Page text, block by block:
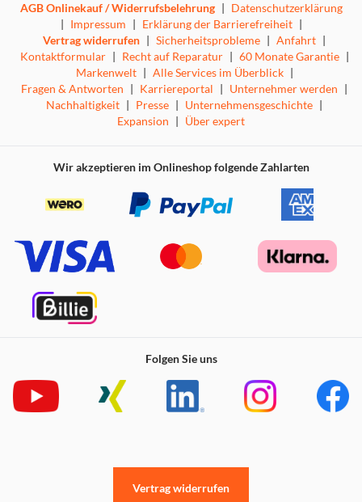
AGB Onlinekauf / Widerrufsbelehrung | Datenschutzerklärung
| Impressum | Erklärung der Barrierefreiheit |
Vertrag widerrufen | Sicherheitsprobleme | Anfahrt |
Kontaktformular | Recht auf Reparatur | 60 Monate Garantie |
Markenwelt | Alle Services im Überblick |
Fragen & Antworten | Karriereportal | Unternehmer werden |
Nachhaltigkeit | Presse | Unternehmensgeschichte |
Expansion | Über expert
Wir akzeptieren im Onlineshop folgende Zahlarten
Folgen Sie uns
Vertrag widerrufen